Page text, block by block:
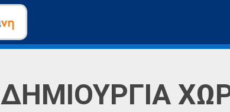
ΔΗΜΙΟΥΡΓΙΑ